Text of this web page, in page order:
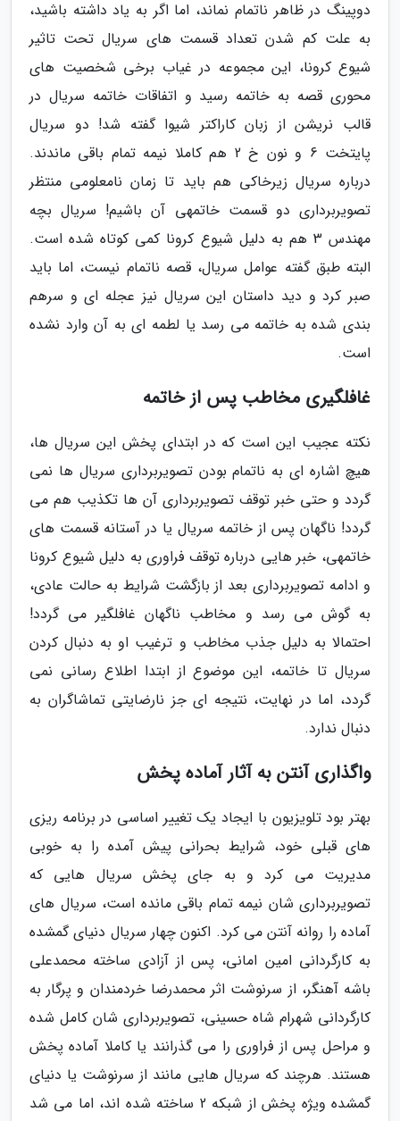
دوپینگ در ظاهر ناتمام نماند، اما اگر به یاد داشته باشید،
به علت کم شدن تعداد قسمت های سریال تحت تاثیر
شیوع کرونا، این مجموعه در غیاب برخی شخصیت های
محوری قصه به خاتمه رسید و اتفاقات خاتمه سریال در
قالب نریشن از زبان کاراکتر شیوا گفته شد! دو سریال
پایتخت 6 و نون خ 2 هم کاملا نیمه تمام باقی ماندند.
درباره سریال زیرخاکی هم باید تا زمان نامعلومی منتظر
تصویربرداری دو قسمت خاتمهی آن باشیم! سریال بچه
مهندس 3 هم به دلیل شیوع کرونا کمی کوتاه شده است.
البته طبق گفته عوامل سریال، قصه ناتمام نیست، اما باید
صبر کرد و دید داستان این سریال نیز عجله ای و سرهم
بندی شده به خاتمه می رسد یا لطمه ای به آن وارد نشده
است.
غافلگیری مخاطب پس از خاتمه
نکته عجیب این است که در ابتدای پخش این سریال ها،
هیچ اشاره ای به ناتمام بودن تصویربرداری سریال ها نمی
گردد و حتی خبر توقف تصویربرداری آن ها تکذیب هم می
گردد! ناگهان پس از خاتمه سریال یا در آستانه قسمت های
خاتمهی، خبر هایی درباره توقف فراوری به دلیل شیوع کرونا
و ادامه تصویربرداری بعد از بازگشت شرایط به حالت عادی،
به گوش می رسد و مخاطب ناگهان غافلگیر می گردد!
احتمالا به دلیل جذب مخاطب و ترغیب او به دنبال کردن
سریال تا خاتمه، این موضوع از ابتدا اطلاع رسانی نمی
گردد، اما در نهایت، نتیجه ای جز نارضایتی تماشاگران به
دنبال ندارد.
واگذاری آنتن به آثار آماده پخش
بهتر بود تلویزیون با ایجاد یک تغییر اساسی در برنامه ریزی
های قبلی خود، شرایط بحرانی پیش آمده را به خوبی
مدیریت می کرد و به جای پخش سریال هایی که
تصویربرداری شان نیمه تمام باقی مانده است، سریال های
آماده را روانه آنتن می کرد. اکنون چهار سریال دنیای گمشده
به کارگردانی امین امانی، پس از آزادی ساخته محمدعلی
باشه آهنگر، از سرنوشت اثر محمدرضا خردمندان و پرگار به
کارگردانی شهرام شاه حسینی، تصویربرداری شان کامل شده
و مراحل پس از فراوری را می گذرانند یا کاملا آماده پخش
هستند. هرچند که سریال هایی مانند از سرنوشت یا دنیای
گمشده ویژه پخش از شبکه 2 ساخته شده اند، اما می شد